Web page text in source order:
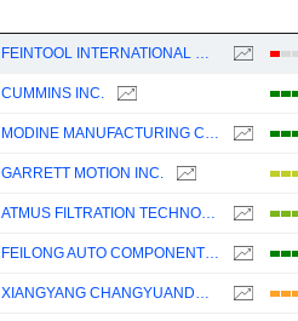
FEINTOOL INTERNATIONAL HOLDING AG
CUMMINS INC.
MODINE MANUFACTURING COMPANY
GARRETT MOTION INC.
ATMUS FILTRATION TECHNOLOGIES INC.
FEILONG AUTO COMPONENTS CO., LTD.
XIANGYANG CHANGYUANDONGGU INDUSTRY CO., LTD.